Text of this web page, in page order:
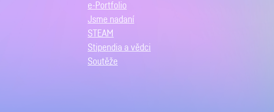
e-Portfolio
Jsme nadaní
STEAM
Stipendia a vědci
Soutěže